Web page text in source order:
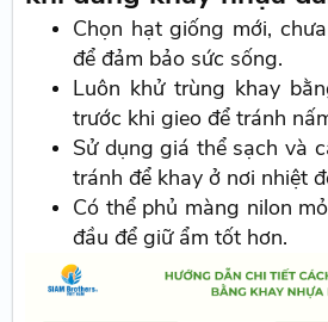
Chọn hạt giống mới,
để đảm bảo sức sống.
Luôn khử trùng khay
trước khi gieo để tránh
Sử dụng giá thể sạch và
tránh để khay ở nơi nhiệt
Có thể phủ màng nilon
đầu để giữ ẩm tốt hơn.